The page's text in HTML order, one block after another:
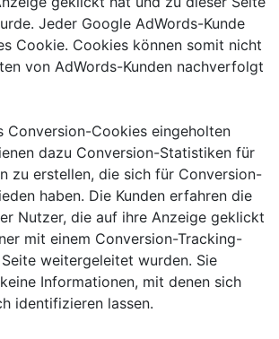
Jeder Google AdWords-Kunde
Cookie. Cookies können somit nicht
von AdWords-Kunden nachverfolgt
Conversion-Cookies eingeholten
dazu Conversion-Statistiken für
zu erstellen, die sich für Conversion-
haben. Die Kunden erfahren die
Nutzer, die auf ihre Anzeige geklickt
mit einem Conversion-Tracking-
weitergeleitet wurden. Sie
Informationen, mit denen sich
identifizieren lassen.